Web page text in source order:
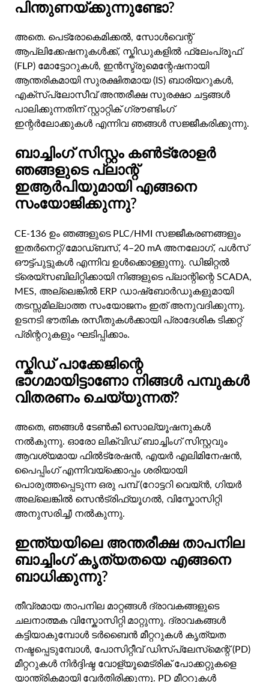
പിന്തുണയ്ക്കുന്നുണ്ടോ?
അതെ. പെട്രോകെമിക്കൽ, സോൾവെന്റ്
ആപ്ലിക്കേഷനുകൾക്ക്, സ്കിഡുകളിൽ ഫ്ലേംപ്രൂഫ്
(FLP) മോട്ടോറുകൾ, ഇൻസ്ട്രുമെന്റേഷനായി
ആന്തരികമായി സുരക്ഷിതമായ (IS) ബാരിയറുകൾ,
എക്സ്പ്ലോസീവ് അന്തരീക്ഷ സുരക്ഷാ ചട്ടങ്ങൾ
പാലിക്കുന്നതിന് സ്റ്റാറ്റിക് ഗ്രൗണ്ടിംഗ്
ഇന്റർലോക്കുകൾ എന്നിവ ഞങ്ങൾ സജ്ജീകരിക്കുന്നു.
ബാച്ചിംഗ് സിസ്റ്റം കൺട്രോളർ
ഞങ്ങളുടെ പ്ലാന്റ്
ഇആർപിയുമായി എങ്ങനെ
സംയോജിക്കുന്നു?
CE-136 ഉം ഞങ്ങളുടെ PLC/HMI സജ്ജീകരണങ്ങളും
ഇതർനെറ്റ്/മോഡ്ബസ്, 4–20 mA അനലോഗ്, പൾസ്
ഔട്ട്‌പുട്ടുകൾ എന്നിവ ഉൾക്കൊള്ളുന്നു. ഡിജിറ്റൽ
ട്രെയ്‌സബിലിറ്റിക്കായി നിങ്ങളുടെ പ്ലാന്റിന്റെ SCADA,
MES, അല്ലെങ്കിൽ ERP ഡാഷ്‌ബോർഡുകളുമായി
തടസ്സമില്ലാത്ത സംയോജനം ഇത് അനുവദിക്കുന്നു.
ഉടനടി ഭൗതിക രസീതുകൾക്കായി പ്രാദേശിക ടിക്കറ്റ്
പ്രിന്ററുകളും ഘടിപ്പിക്കാം.
സ്കിഡ് പാക്കേജിന്റെ
ഭാഗമായിട്ടാണോ നിങ്ങൾ പമ്പുകൾ
വിതരണം ചെയ്യുന്നത്?
അതെ, ഞങ്ങൾ ടേൺകീ സൊല്യൂഷനുകൾ
നൽകുന്നു. ഓരോ ലിക്വിഡ് ബാച്ചിംഗ് സിസ്റ്റവും
ആവശ്യമായ ഫിൽട്രേഷൻ, എയർ എലിമിനേഷൻ,
പൈപ്പിംഗ് എന്നിവയ്‌ക്കൊപ്പം ശരിയായി
പൊരുത്തപ്പെടുന്ന ഒരു പമ്പ് (റോട്ടറി വെയ്ൻ, ഗിയർ
അല്ലെങ്കിൽ സെൻട്രിഫ്യൂഗൽ, വിസ്കോസിറ്റി
അനുസരിച്ച്) നൽകുന്നു.
ഇന്ത്യയിലെ അന്തരീക്ഷ താപനില
ബാച്ചിംഗ് കൃത്യതയെ എങ്ങനെ
ബാധിക്കുന്നു?
തീവ്രമായ താപനില മാറ്റങ്ങൾ ദ്രാവകങ്ങളുടെ
ചലനാത്മക വിസ്കോസിറ്റി മാറ്റുന്നു. ദ്രാവകങ്ങൾ
കട്ടിയാകുമ്പോൾ ടർബൈൻ മീറ്ററുകൾ കൃത്യത
നഷ്ടപ്പെടുമ്പോൾ, പോസിറ്റീവ് ഡിസ്‌പ്ലേസ്‌മെന്റ് (PD)
മീറ്ററുകൾ നിർദ്ദിഷ്ട വോള്യൂമെട്രിക് പോക്കറ്റുകളെ
യാന്ത്രികമായി വേർതിരിക്കുന്നു. PD മീറ്ററുകൾ